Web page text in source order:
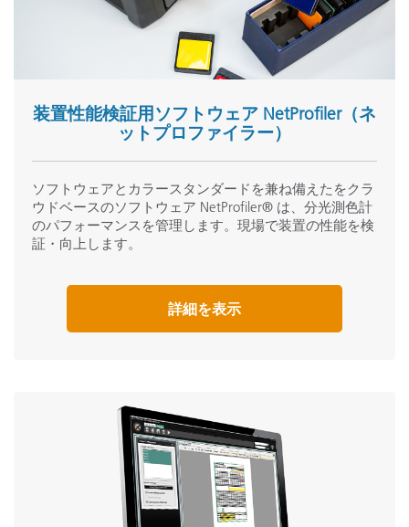
装置性能検証用ソフトウェア NetProfiler（ネ
ットプロファイラー）
ソフトウェアとカラースタンダードを兼ね備えたをクラ
ウドベースのソフトウェア NetProfiler® は、分光測色計
のパフォーマンスを管理します。現場で装置の性能を検
証・向上します。
詳細を表示